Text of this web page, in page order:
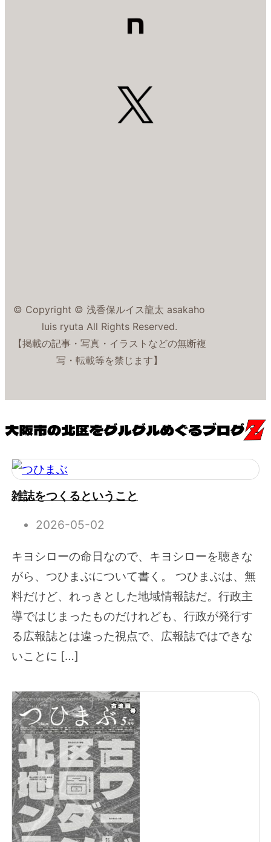
© Copyright © 浅香保ルイス龍太 asakaho
luis ryuta All Rights Reserved.
【掲載の記事・写真・イラストなどの無断複
写・転載等を禁じます】
雑誌をつくるということ
2026-05-02
キヨシローの命日なので、キヨシローを聴きな
がら、つひまぶについて書く。 つひまぶは、無
料だけど、れっきとした地域情報誌だ。行政主
導ではじまったものだけれども、行政が発行す
る広報誌とは違った視点で、広報誌ではできな
いことに […]